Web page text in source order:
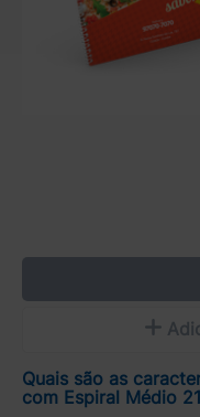
Quais são as
com Espiral Médio